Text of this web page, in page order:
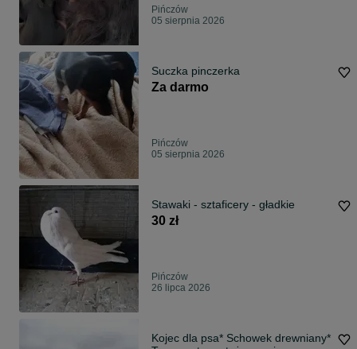
Pińczów
05 sierpnia 2026
Suczka pinczerka
Za darmo
Pińczów
05 sierpnia 2026
Stawaki - sztaficery - gładkie
30 zł
Pińczów
26 lipca 2026
Kojec dla psa* Schowek drewniany*